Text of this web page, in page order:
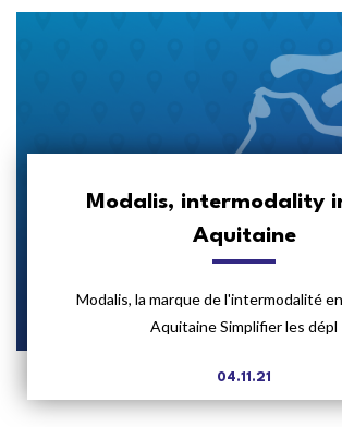
Modalis, intermodality
Aquitaine
Modalis, la marque de l'intermodalité
Aquitaine Simplifier les dépl
04.11.21